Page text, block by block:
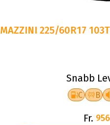
MAZZINI 225/60R17
Snabb
C B
Fr.